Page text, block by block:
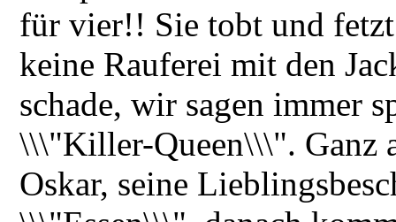
für vier!! Sie tobt und
keine Rauferei mit den
schade, wir sagen immer
\\\"Killer-Queen\\\". Ganz
Oskar, seine